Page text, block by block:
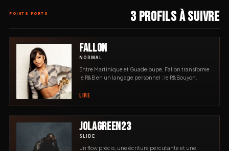
POINTS FORTS 3 PROFILS À SUIVRE
FALLON
NORMAL
Entre Martinique et Guadeloupe, Fallon transforme
le R&B en un langage personnel : le R&Bouyon.
LIRE
JOLAGREEN23
SLIDE
Un flow précis, une écriture percutante et une